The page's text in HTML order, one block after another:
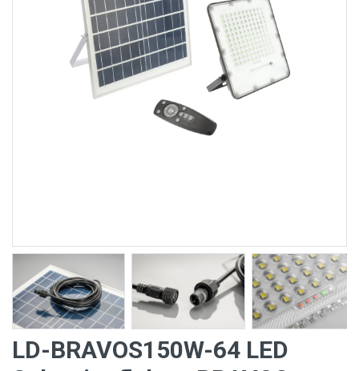
LD-BRAVOS150W-64 LED